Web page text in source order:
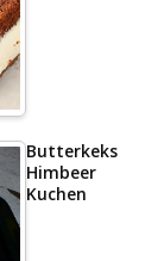
Butterkeks
Himbeer
Kuchen